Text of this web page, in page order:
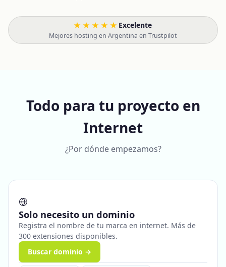
★★★★★ Excelente·
Mejores hosting en Argentina en Trustpilot
Todo para tu proyecto en
Internet
¿Por dónde empezamos?
Solo necesito un dominio
Registra el nombre de tu marca en internet. Más de
300 extensiones disponibles.
Buscar dominio →